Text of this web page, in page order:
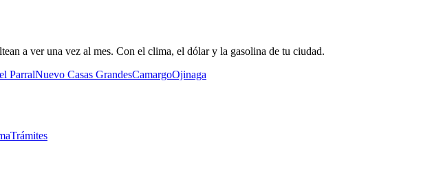
a ver una vez al mes. Con el clima, el dólar y la gasolina de tu ciudad.
ParralNuevo Casas GrandesCamargoOjinaga
Trámites